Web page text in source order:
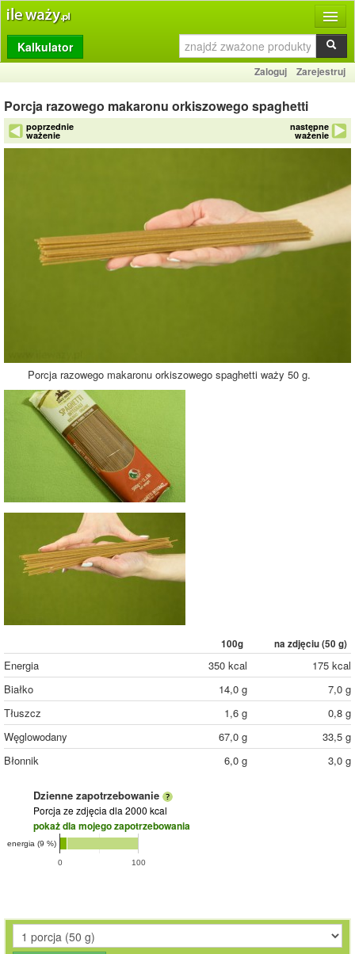
Produkty
Dziennik
Przelicznik
Porównywarka
O stronie
Kalkulator
Zaloguj Zarejestruj
Porcja razowego makaronu orkiszowego spaghetti
poprzednie
ważenie
następne
ważenie
Porcja razowego makaronu orkiszowego spaghetti waży 50 g.
100g na zdjęciu (50 g)
Energia 350 kcal
175 kcal
Białko
14,0 g
7,0 g
Tłuszcz
1,6 g
0,8 g
Węglowodany
67,0 g
33,5 g
Błonnik
6,0 g 3,0 g
Dzienne zapotrzebowanie
Porcja ze zdjęcia dla 2000 kcal
pokaż dla mojego zapotrzebowania
0 100
energia (9 %)